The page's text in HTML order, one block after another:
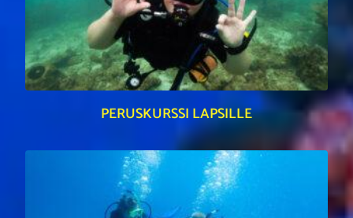
PERUSKURSSI LAPSILLE